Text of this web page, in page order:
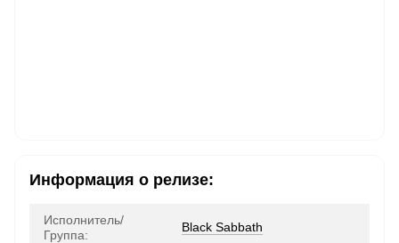
Информация о релизе:
Исполнитель/
Группа:
Black Sabbath